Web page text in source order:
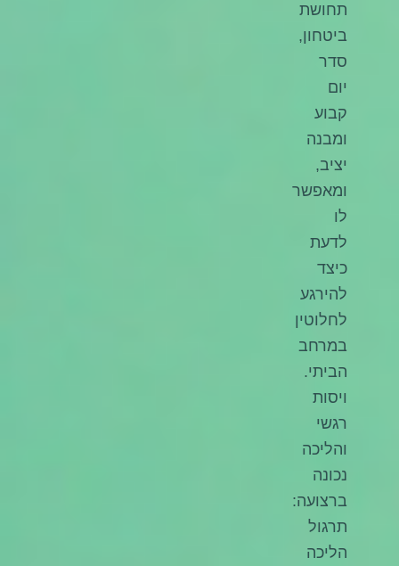
תחושת
ביטחון,
סדר
יום
קבוע
ומבנה
יציב,
ומאפשר
לו
לדעת
כיצד
להירגע
לחלוטין
במרחב
הביתי.
ויסות
רגשי
והליכה
נכונה
ברצועה:
תרגול
הליכה